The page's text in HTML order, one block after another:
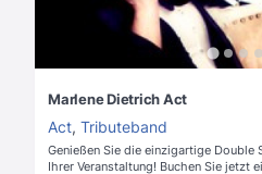
Marlene Dietrich Act
Act, Tributeband
Genießen Sie die einzigartige Double
Ihrer Veranstaltung! Buchen Sie jetzt